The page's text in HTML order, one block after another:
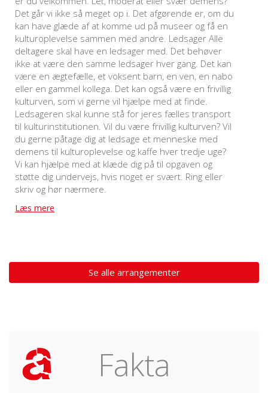
Det går vi ikke så meget op i. Det afgørende er, om du
kan have glæde af at komme ud på museer og få en
kulturoplevelse sammen med andre. Ledsager Alle
deltagere skal have en ledsager med. Det behøver
ikke at være den samme ledsager hver gang. Det kan
være en ægtefælle, et voksent barn, en ven, en nabo
eller en gammel kollega. Det kan også være en frivillig
kulturven, som vi gerne vil hjælpe med at finde.
Ledsageren skal kunne stå for jeres fælles transport
til kulturinstitutionen. Vil du være frivillig kulturven? Vil
du gerne påtage dig at ledsage et menneske med
demens til kulturoplevelse og kaffe hver tredje uge?
Vi kan hjælpe med at klæde dig på til opgaven og
støtte dig undervejs, hvis noget er svært. Ring eller
skriv og hør nærmere.
Læs mere
Se alle arrangementer
Fakta